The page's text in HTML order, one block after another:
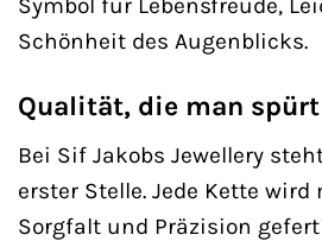
Symbol für Lebensfreude,
Schönheit des Augenblicks.
Qualität, die man spürt
Bei Sif Jakobs Jewellery
erster Stelle. Jede Kette
Sorgfalt und Präzision